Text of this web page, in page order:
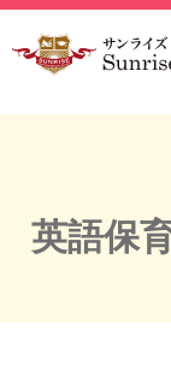
トップ 英語保育士
英語保